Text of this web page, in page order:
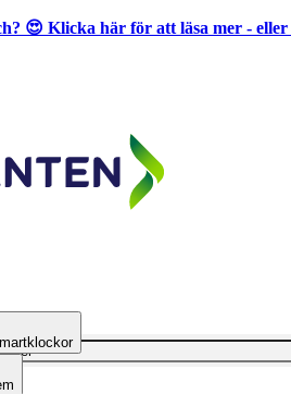
😍 Klicka här för att läsa mer -